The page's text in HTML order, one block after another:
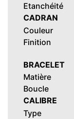
Etanchéité
CADRAN
Couleur
Finition
BRACELET
Matière
Boucle
CALIBRE
Type